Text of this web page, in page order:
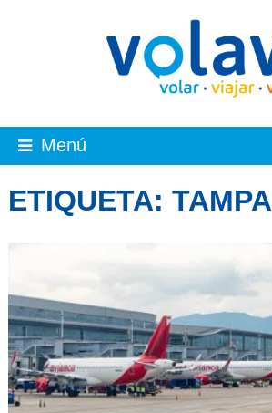
Menú
ETIQUETA: TAMPA